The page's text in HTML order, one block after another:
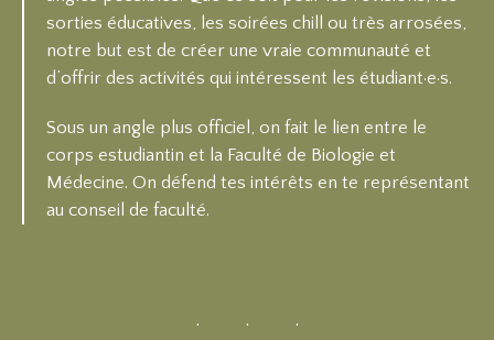
sorties éducatives, les soirées chill ou très arrosées,
notre but est de créer une vraie communauté et
d’offrir des activités qui intéressent les étudiant·e·s.
Sous un angle plus officiel, on fait le lien entre le
corps estudiantin et la Faculté de Biologie et
Médecine. On défend tes intérêts en te représentant
au conseil de faculté.